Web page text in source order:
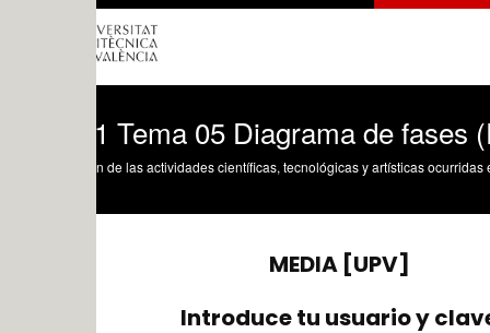
Tema 05 Diagrama de fases (Parte
de las actividades científicas, tecnológicas y artísticas ocurridas en los tres